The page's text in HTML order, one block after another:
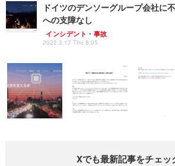
ドイツのデンソーグループ会社に
への支障なし
インシデント・事故
2022.3.17 Thu 8:05
Xでも最新記事をチェッ